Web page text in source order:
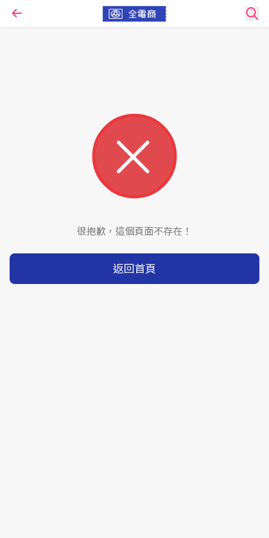
很抱歉，這個頁面不存在！
返回首頁